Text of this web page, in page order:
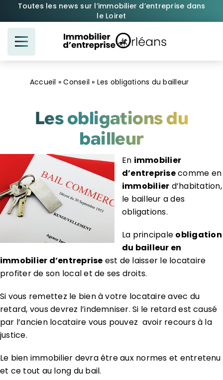
Passer
contenu
Toutes les news sur l’immobilier d’entreprise dans
le Loiret
Accueil »Conseil » Les obligations du bailleur
Les obligations du
bailleur
En immobilier
d’entreprisecomme en
immobilier d’habitation,
le bailleur a des
obligations.
La principale obligation
du bailleur en
immobilier d’entreprise est de laisser le locataire
profiter de son local et de ses droits.
Si vous remettez le bien à votre locataire avec du
retard, vous devrez l’indemniser. Si le retard est causé
par l’ancien locataire vous pouvez avoir recours à la
justice.
Le bien immobilier devra être aux normes et entretenu
et ce tout au long du bail.